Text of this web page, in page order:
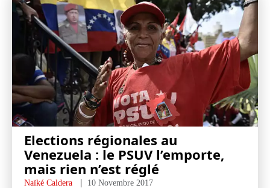
Elections régionales au
Venezuela : le PSUV l’emporte,
mais rien n’est réglé
Naïké Caldera 10 Novembre 2017